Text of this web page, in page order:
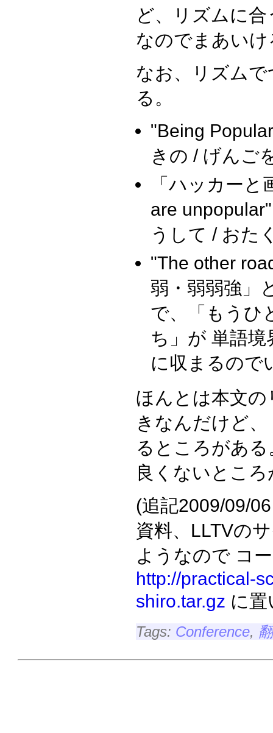
ど、リズムに
なのでまあい
なお、リズム
る。
"Being
きの / げんご
「ハッカー
are
うして / おた
"The other
弱・弱弱強」
で、「もうひ
ち」が 単語
に収まるので
ほんとは本文
きなんだけど
るところがあ
良くないとこ
(追記2009/09/
資料、LLTVの
ようなので コ
http://practical-
shiro.tar.gz に
Tags: Conference,